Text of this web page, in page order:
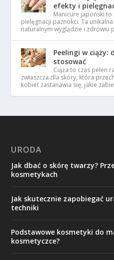
efekty i
Manicure japoński
pielęgnacji paznokci. Ta
naturalnym wyglądzie i zdrowiu
Peelingi w ciąży:
stosować
Ciąża to czas pełen
zwłaszcza dla skóry, która
kobiet zastanawia się, jakie
URODA
Jak dbać o skórę twarzy?
kosmetykach
Jak skutecznie zapobiegać
techniki
Podstawowe kosmetyki do
kosmetyczce?